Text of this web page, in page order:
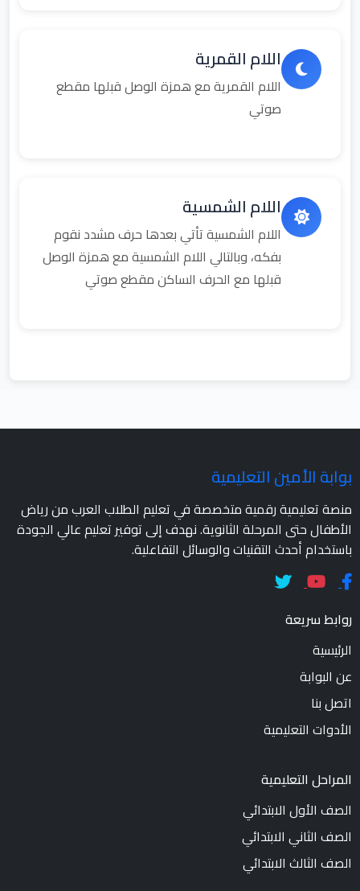
اللام القمرية
اللام القمرية مع همزة الوصل قبلها مقطع
صوتي
اللام الشمسية
اللام الشمسية تأتي بعدها حرف مشدد نقوم
بفكه، وبالتالي اللام الشمسية مع همزة الوصل
قبلها مع الحرف الساكن مقطع صوتي
بوابة الأمين التعليمية
منصة تعليمية رقمية متخصصة في تعليم الطلاب العرب من رياض
الأطفال حتى المرحلة الثانوية. نهدف إلى توفير تعليم عالي الجودة
باستخدام أحدث التقنيات والوسائل التفاعلية.
روابط سريعة
الرئيسية
عن البوابة
اتصل بنا
الأدوات التعليمية
المراحل التعليمية
الصف الأول الابتدائي
الصف الثاني الابتدائي
الصف الثالث الابتدائي